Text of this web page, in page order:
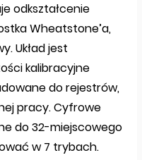
odkształcenie
Wheatstone’a,
Układ jest
kalibracyjne
do rejestrów,
pracy. Cyfrowe
do 32-miejscowego
w 7 trybach.